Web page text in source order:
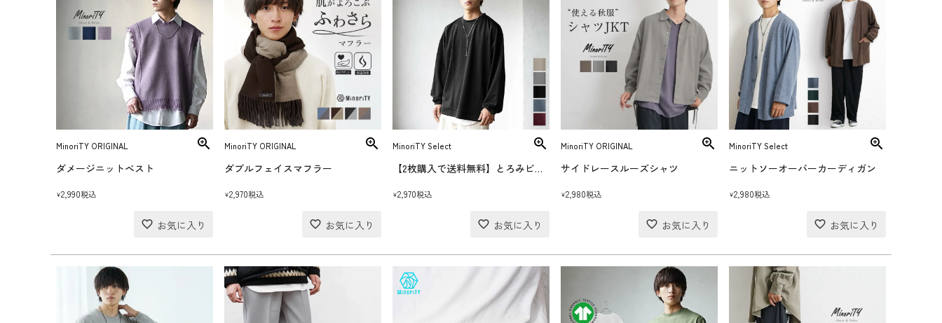
MinoriTY ORIGINAL
ダメージニットベスト
¥2,990税込
MinoriTY ORIGINAL
ダブルフェイスマフラー
¥2,970税込
MinoriTY Select
【2枚購入で送料無料】とろみビッグトレーナー
¥2,970税込
MinoriTY ORIGINAL
サイドレースルーズシャツ
¥2,980税込
MinoriTY Select
ニットソーオーバーカーディガン
¥2,980税込